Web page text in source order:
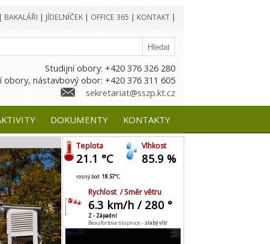
| BAKALÁŘI | JÍDELNÍČEK| OFFICE 365 | KONTAKT|
Studijní obory: +420 376 326 280
obory, nástavbový obor: +420 376 311 605
sekretariat@sszp.kt.cz
DOKUMENTY KONTAKTY
Teplota
21.1 °C
rosný bod 18.57°C
Vlhkost
85.9 %
Rychlost / Směr větru
6.3 km/h / 280 °
Z - Západní
Beaufortova stupnice - slabý vítr